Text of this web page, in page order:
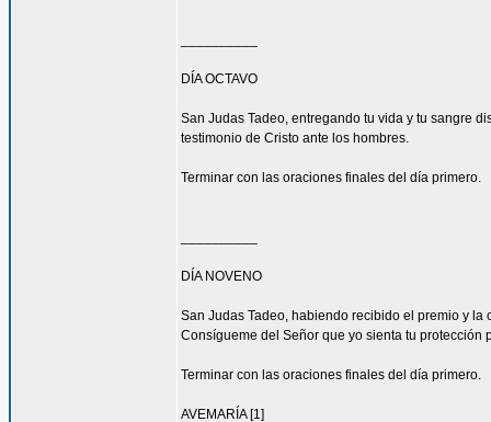
DÍA OCTAVO
San Judas Tadeo, entregando tu vida y tu sangre
testimonio de Cristo ante los hombres.
Terminar con las oraciones finales del día primero.
DÍA NOVENO
San Judas Tadeo, habiendo recibido el premio y
Consígueme del Señor que yo sienta tu
Terminar con las oraciones finales del día primero.
AVEMARÍA [1]